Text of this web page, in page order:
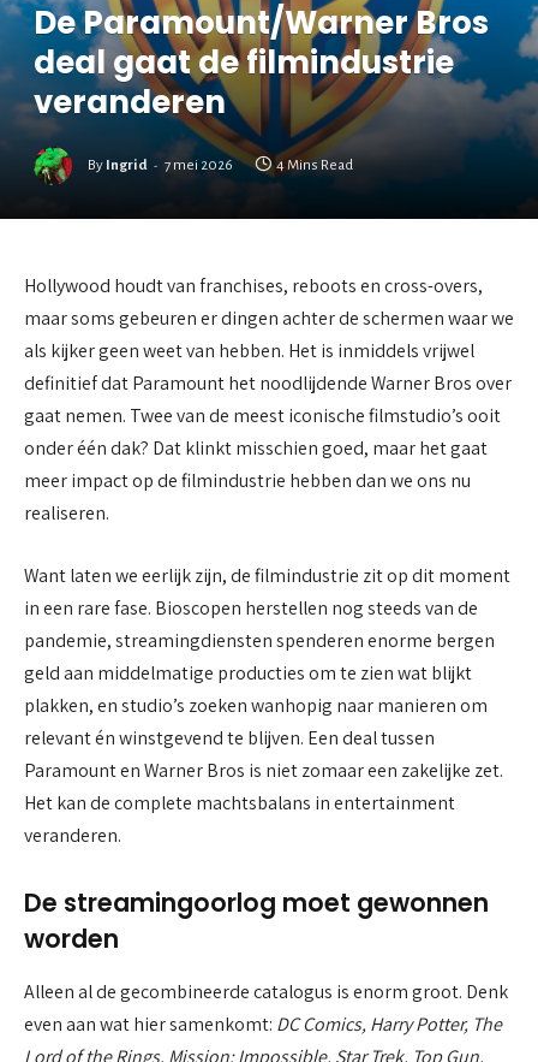
De Paramount/Warner Bros
deal gaat de filmindustrie
veranderen
By Ingrid 7 mei 2026 4 Mins Read
Hollywood houdt van franchises, reboots en cross-overs,
maar soms gebeuren er dingen achter de schermen waar we
als kijker geen weet van hebben. Het is inmiddels vrijwel
definitief dat Paramount het noodlijdende Warner Bros over
gaat nemen. Twee van de meest iconische filmstudio’s ooit
onder één dak? Dat klinkt misschien goed, maar het gaat
meer impact op de filmindustrie hebben dan we ons nu
realiseren.
Want laten we eerlijk zijn, de filmindustrie zit op dit moment
in een rare fase. Bioscopen herstellen nog steeds van de
pandemie, streamingdiensten spenderen enorme bergen
geld aan middelmatige producties om te zien wat blijkt
plakken, en studio’s zoeken wanhopig naar manieren om
relevant én winstgevend te blijven. Een deal tussen
Paramount en Warner Bros is niet zomaar een zakelijke zet.
Het kan de complete machtsbalans in entertainment
veranderen.
De streamingoorlog moet gewonnen
worden
Alleen al de gecombineerde catalogus is enorm groot. Denk
even aan wat hier samenkomt: DC Comics, Harry Potter, The
Lord of the Rings, Mission: Impossible, Star Trek, Top Gun,